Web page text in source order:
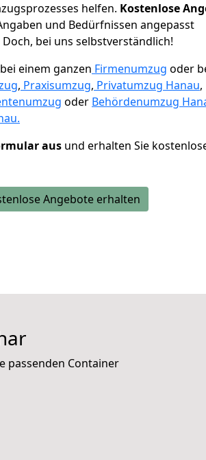
helfen. Kostenlose
und Bedürfnissen angepasst
bei uns selbstverständlich!
einem ganzen Firmenumzug oder
, Praxisumzug, Privatumzug Hanau,
oder Behördenumzug
aus und erhalten Sie
Angebote erhalten
passenden Container